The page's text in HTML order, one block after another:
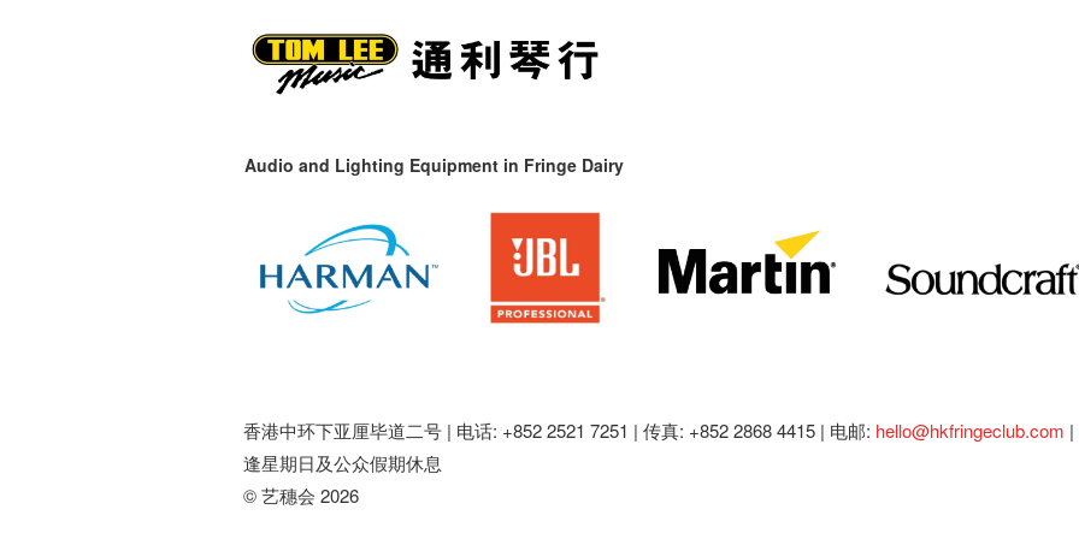
Audio and Lighting Equipment in Fringe Dairy
香港中环下亚厘毕道二号 | 电话: +852 2521 7251 | 传真: +852 2868 4415 | 电邮: hello@hkfringeclub.com |
逢星期日及公众假期休息
© 艺穗会 2026